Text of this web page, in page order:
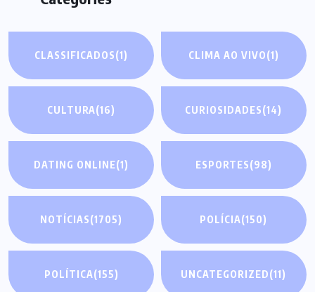
CLASSIFICADOS(1) CLIMA AO VIVO(1)
CULTURA(16) CURIOSIDADES(14)
DATING ONLINE(1) ESPORTES(98)
NOTÍCIAS(1705) POLÍCIA(150)
POLÍTICA(155) UNCATEGORIZED(11)